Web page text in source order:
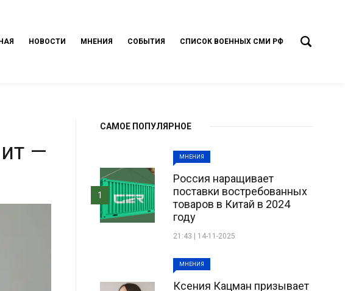
НОВОСТИ МНЕНИЯ СОБЫТИЯ СПИСОК ВОЕННЫХ СМИ РФ
—
САМОЕ ПОПУЛЯРНОЕ
МНЕНИЯ
Россия наращивает
поставки востребованных
товаров в Китай в 2024
году
21:43 | 14-11-2025
1
МНЕНИЯ
Ксения Кацман призывает